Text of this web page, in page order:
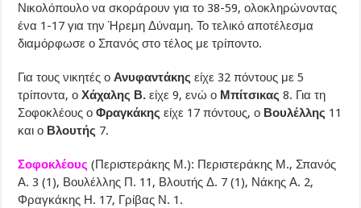
Νικολόπουλο να σκοράρουν για το 38-59, ολοκληρώνοντας
ένα 1-17 για την Ήρεμη Δύναμη. Το τελικό αποτέλεσμα
διαμόρφωσε ο Σπανός στο τέλος με τρίποντο.
Για τους νικητές οΑνυφαντάκηςείχε 32 πόντους με 5
τρίποντα, οΧάχαλης Β. είχε 9, ενώ ο Μπίτσικας8. Για τη
Σοφοκλέους οΦραγκάκηςείχε 17 πόντους, ο Βουλέλλης 11
και ο Βλουτής 7.
Σοφοκλέους(Περιστεράκης Μ.): Περιστεράκης Μ., Σπανός
Α. 3 (1), Βουλέλλης Π. 11, Βλουτής Δ. 7 (1), Νάκης Α. 2,
Φραγκάκης Η. 17, Γρίβας Ν. 1.